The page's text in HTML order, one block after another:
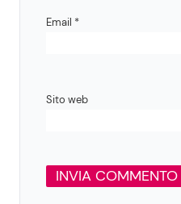
Email *
Sito web